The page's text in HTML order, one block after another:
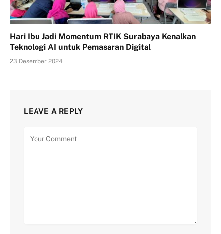
Hari Ibu Jadi Momentum RTIK Surabaya Kenalkan
Teknologi AI untuk Pemasaran Digital
23 Desember 2024
LEAVE A REPLY